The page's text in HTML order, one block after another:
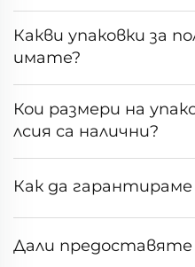
Какви упаковки за
имате?
Кои размери на
лсия са налични?
Как да
Дали предоставяте